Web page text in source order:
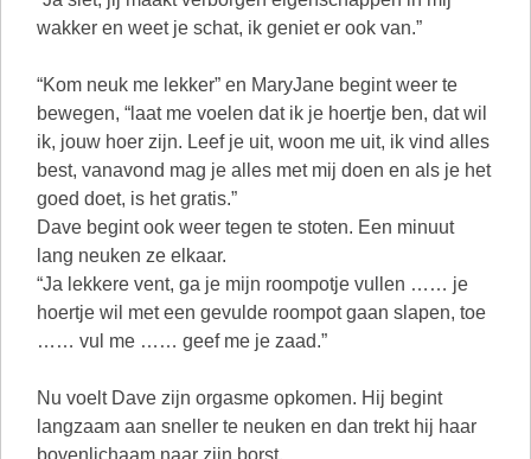
wakker en weet je schat, ik geniet er ook van.”
“Kom neuk me lekker” en MaryJane begint weer te
bewegen, “laat me voelen dat ik je hoertje ben, dat wil
ik, jouw hoer zijn. Leef je uit, woon me uit, ik vind alles
best, vanavond mag je alles met mij doen en als je het
goed doet, is het gratis.”
Dave begint ook weer tegen te stoten. Een minuut
lang neuken ze elkaar.
“Ja lekkere vent, ga je mijn roompotje vullen …… je
hoertje wil met een gevulde roompot gaan slapen, toe
…… vul me …… geef me je zaad.”
Nu voelt Dave zijn orgasme opkomen. Hij begint
langzaam aan sneller te neuken en dan trekt hij haar
bovenlichaam naar zijn borst.